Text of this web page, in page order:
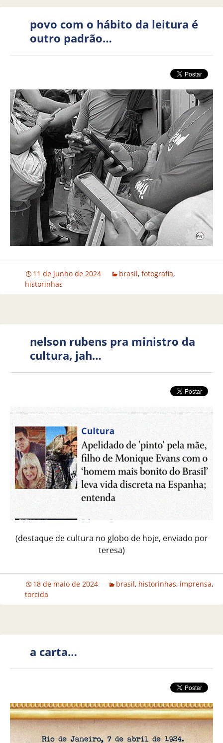
povo com o hábito da leitura é
outro padrão…
11 de junho de 2024 brasil, fotografia,
historinhas
nelson rubens pra ministro da
cultura, jah…
(destaque de cultura no globo de hoje, enviado por
teresa)
18 de maio de 2024 brasil, historinhas, imprensa,
torcida
a carta…